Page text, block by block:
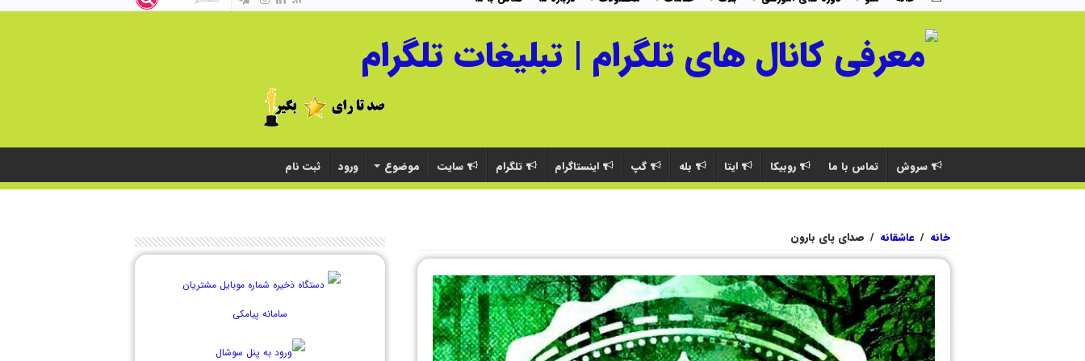
سروش تماس با ما روبیکا ایتا بله گپ اینستاگرام تلگرام سایت موضوع ورود ثبت نام
خانه / عاشقانه / صدای پای بارون